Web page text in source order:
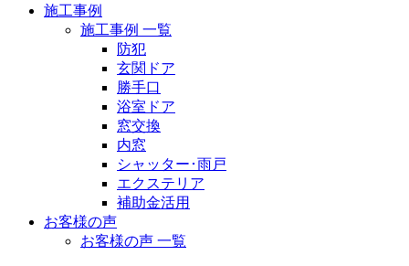
施工事例
施工事例 一覧
防犯
玄関ドア
勝手口
浴室ドア
窓交換
内窓
シャッター･雨戸
エクステリア
補助金活用
お客様の声
お客様の声 一覧